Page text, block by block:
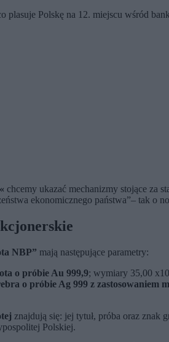
plasuje Polskę na 12. miejscu wśród
chcemy ukazać mechanizmy stojące za
ekonomicznego państwa”– tak
NBP” mają następujące parametry:
o próbie Au 999,9; wymiary 35,00
o próbie Ag 999 z zastosowaniem
znajdują się: jej tytuł, próba oraz znak
Polskiej.